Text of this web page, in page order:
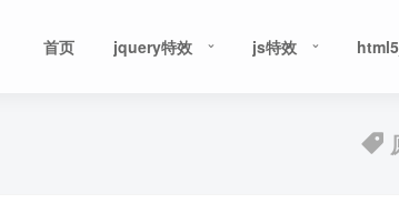
首页 jquery特效 js特效